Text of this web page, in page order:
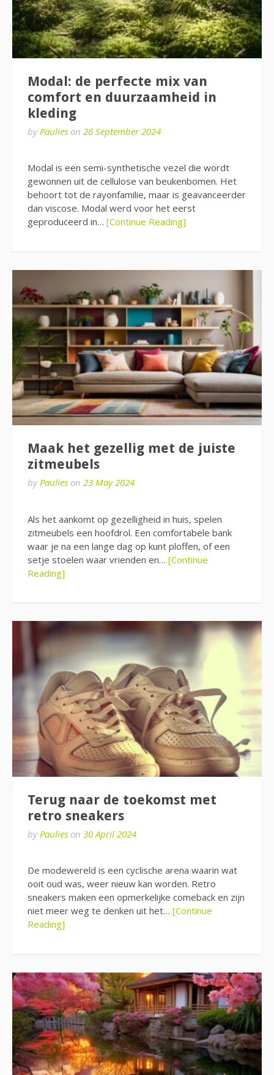
Modal: de perfecte mix van
comfort en duurzaamheid in
kleding
by Paulies on 26 September 2024
Modal is een semi-synthetische vezel die wordt
gewonnen uit de cellulose van beukenbomen. Het
behoort tot de rayonfamilie, maar is geavanceerder
dan viscose. Modal werd voor het eerst
geproduceerd in… [Continue Reading]
Maak het gezellig met de juiste
zitmeubels
byPaulies on 23 May 2024
Als het aankomt op gezelligheid in huis, spelen
zitmeubels een hoofdrol. Een comfortabele bank
waar je na een lange dag op kunt ploffen, of een
setje stoelen waar vrienden en… [Continue
Reading]
Terug naar de toekomst met
retro sneakers
by Paulies on 30 April 2024
De modewereld is een cyclische arena waarin wat
ooit oud was, weer nieuw kan worden. Retro
sneakers maken een opmerkelijke comeback en zijn
niet meer weg te denken uit het… [Continue
Reading]